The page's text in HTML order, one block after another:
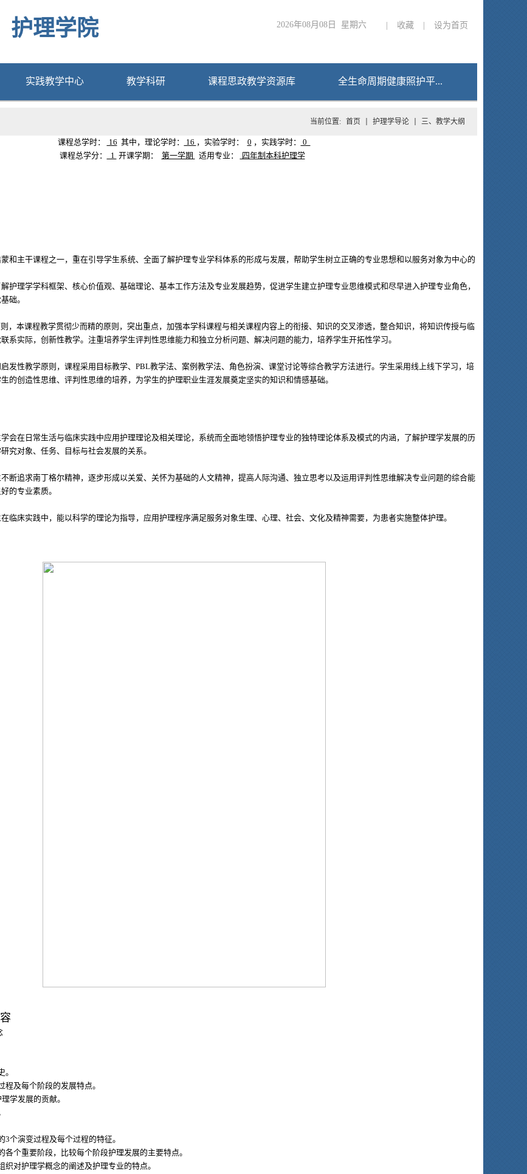
护理学院 2026年08月08日 星期六 收藏 设为首页
实践教学中心 教学科研 课程思政教学资源库 全生命周期健康照护平...
当前位置: 首页 护理学导论 三、教学大纲
课程总学时： 16 其中，理论学时： 16 ，实验学时： 0 ，实践学时：
0
课程总学分：
1 开课学期： 第一学期 适用专业： 四年制本科护理学
蒙和主干课程之一，重在引导学生系统、全面了解护理专业学科体系的形成与发展，帮助学生树立正确的专业思想和以服务对象为中心的
护理学学科框架、核心价值观、基础理论、基本工作方法及专业发展趋势，促进学生建立护理专业思维模式和尽早进入护理专业角色，
础。
，本课程教学贯彻少而精的原则，突出重点，加强本学科课程与相关课程内容上的衔接、知识的交叉渗透，整合知识，将知识传授与临
系实际，创新性教学。注重培养学生评判性思维能力和独立分析问题、解决问题的能力，培养学生开拓性学习。
发性教学原则，课程采用目标教学、PBL教学法、案例教学法、角色扮演、课堂讨论等综合教学方法进行。学生采用线上线下学习，培
的创造性思维、评判性思维的培养，为学生的护理职业生涯发展奠定坚实的知识和情感基础。
会在日常生活与临床实践中应用护理理论及相关理论，系统而全面地领悟护理专业的独特理论体系及模式的内涵，了解护理学发展的历
究对象、任务、目标与社会发展的关系。
断追求南丁格尔精神，逐步形成以关爱、关怀为基础的人文精神，提高人际沟通、独立思考以及运用评判性思维解决专业问题的综合能
的专业素质。
临床实践中，能以科学的理论为指导，应用护理程序满足服务对象生理、心理、社会、文化及精神需要，为患者实施整体护理。
。
程及每个阶段的发展特点。
学发展的贡献。
3个演变过程及每个过程的特征。
各个重要阶段，比较每个阶段护理发展的主要特点。
织对护理学概念的阐述及护理专业的特点。